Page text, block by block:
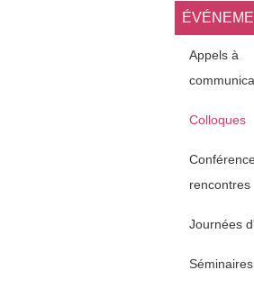
Appels à
Colloques
rencontres
Journées
Séminaires